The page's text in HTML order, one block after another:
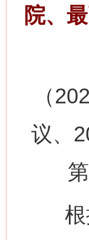
院、
（
议、
根据